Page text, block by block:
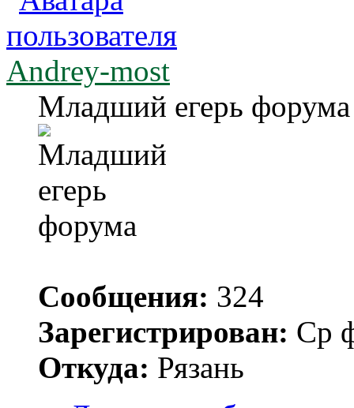
Andrey-most
Младший егерь форума
Сообщения: 324
Зарегистрирован: Ср
Откуда: Рязань